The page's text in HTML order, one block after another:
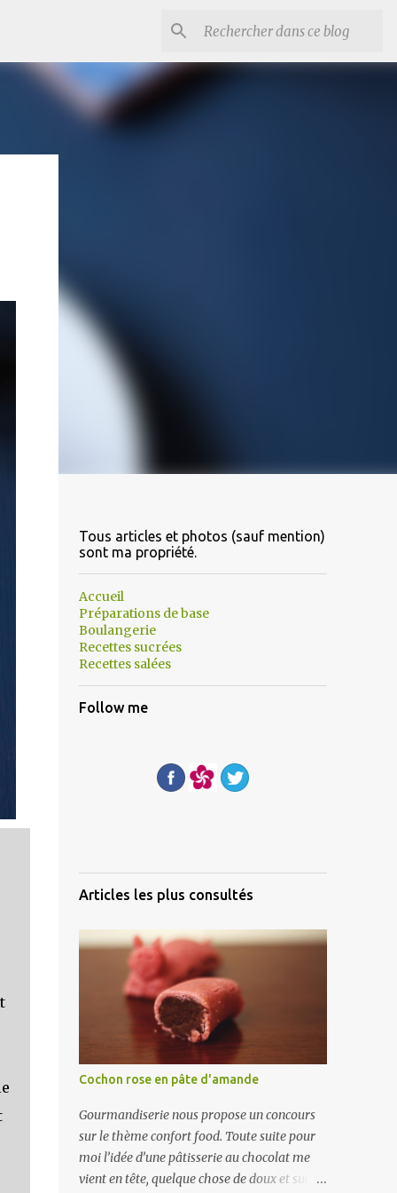
Tous articles et photos (sauf mention)
sont ma propriété.
Accueil
Préparations de base
Boulangerie
Recettes sucrées
Recettes salées
Follow me
Articles les plus consultés
Cochon rose en pâte d'amande
Gourmandiserie nous propose un concours
sur le thème confort food. Toute suite pour
moi l’idée d’une pâtisserie au chocolat me
vient en tête, quelque chose de doux et sucré